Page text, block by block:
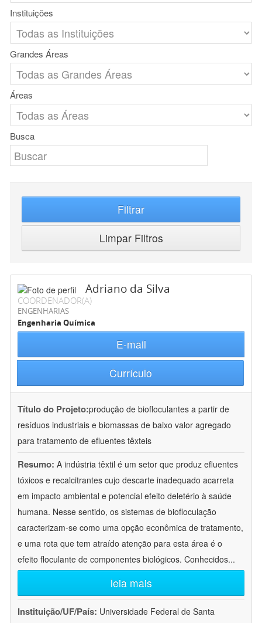
Instituições
Grandes Áreas
Áreas
Busca
Filtrar
Limpar Filtros
Adriano da Silva
COORDENADOR(A)
ENGENHARIAS
Engenharia Química
E-mail
Currículo
Título do Projeto:produção de biofloculantes a partir de
resíduos industriais e biomassas de baixo valor agregado
para tratamento de efluentes têxteis
Resumo: A indústria têxtil é um setor que produz efluentes
tóxicos e recalcitrantes cujo descarte inadequado acarreta
em impacto ambiental e potencial efeito deletério à saúde
humana. Nesse sentido, os sistemas de biofloculação
caracterizam-se como uma opção econômica de tratamento,
e uma rota que tem atraído atenção para esta área é o
efeito floculante de componentes biológicos. Conhecidos...
leia mais
Instituição/UF/País: Universidade Federal de Santa